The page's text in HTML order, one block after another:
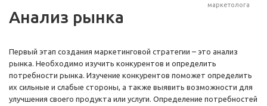
маркетолога
Анализ рынка
Первый этап создания маркетинговой стратегии – это анализ
рынка. Необходимо изучить конкурентов и определить
потребности рынка. Изучение конкурентов поможет определить
их сильные и слабые стороны, а также выявить возможности для
улучшения своего продукта или услуги. Определение потребностей